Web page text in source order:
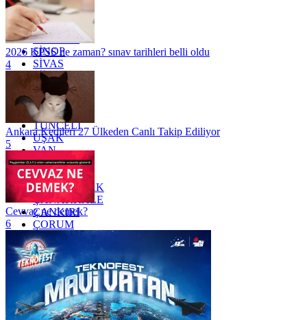
RİZE
SAKARYA
SAMSUN
SİNOP
SİVAS
SİİRT
TEKİRDAĞ
TOKAT
TRABZON
TUNCELİ
UŞAK
VAN
YALOVA
YOZGAT
ZONGULDAK
ÇANAKKALE
ÇANKIRI
ÇORUM
İSTANBUL
İZMİR
ŞANLIURFA
ŞIRNAK
2026 KPSS ne zaman? sınav tarihleri belli oldu
4
Ankara Kedileri 27 Ülkeden Canlı Takip Ediliyor
5
Cevvaz ne demek?
6